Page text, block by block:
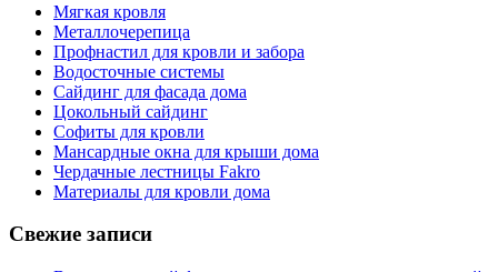
Мягкая кровля
Металлочерепица
Профнастил для кровли и забора
Водосточные системы
Сайдинг для фасада дома
Цокольный сайдинг
Софиты для кровли
Мансардные окна для крыши дома
Чердачные лестницы Fakro
Материалы для кровли дома
Свежие записи